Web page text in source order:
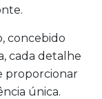
concebido
cada detalhe
proporcionar
única.